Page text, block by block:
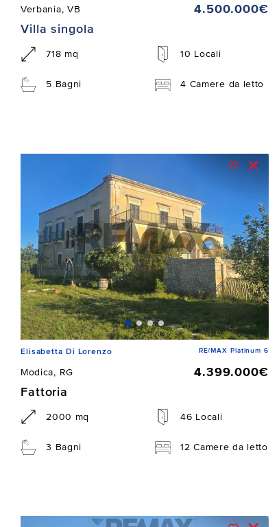
Verbania, VB
4.500.000€
Villa singola
718 mq 10 Locali
5 Bagni 4 Camere da letto
Elisabetta Di Lorenzo RE/MAX Platinum 6
Modica, RG
4.399.000€
Fattoria
2000 mq 46 Locali
3 Bagni 12 Camere da letto